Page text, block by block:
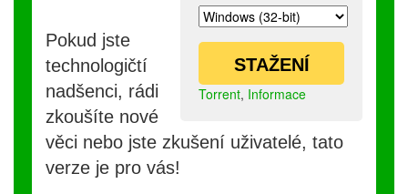
STAŽENÍ
Torrent, Informace
Pokud jste
technologičtí
nadšenci, rádi
zkoušíte nové
věci nebo jste zkušení uživatelé, tato
verze je pro vás!